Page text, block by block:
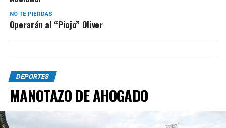
NO TE PIERDAS
Operarán al “Piojo” Oliver
DEPORTES
MANOTAZO DE AHOGADO